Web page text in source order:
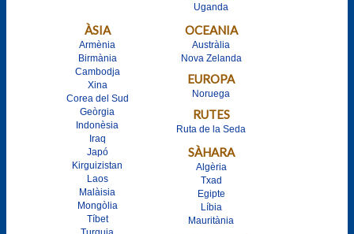
Uganda
ÀSIA
Armènia
Birmània
Cambodja
Xina
Corea del Sud
Geòrgia
Indonèsia
Iraq
Japó
Kirguizistan
Laos
Malàisia
Mongòlia
Tíbet
OCEANIA
Austràlia
Nova Zelanda
EUROPA
Noruega
RUTES
Ruta de la Seda
SÀHARA
Algèria
Txad
Egipte
Líbia
Mauritània